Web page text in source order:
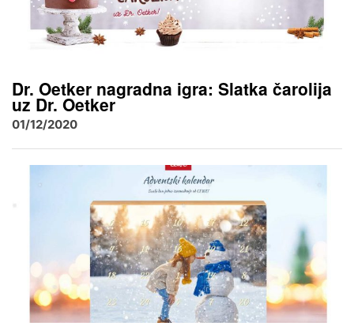
Dr. Oetker nagradna igra: Slatka čarolija
uz Dr. Oetker
01/12/2020